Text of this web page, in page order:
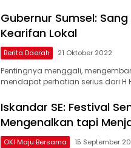
Gubernur Sumsel:
Kearifan Lokal
Berita Daerah 21 Oktober 2022
Pentingnya menggali,
mendapat perhatian serius dari H
Iskandar SE: Festival
Mengenalkan tapi
OKI Maju Bersama 15 September